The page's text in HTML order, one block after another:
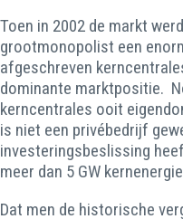
Toen in 2002 de markt
grootmonopolist een
afgeschreven
dominante marktpositie.
kerncentrales ooit
is niet een privébedrijf
investeringsbeslissing
meer dan 5 GW
Dat men de historische